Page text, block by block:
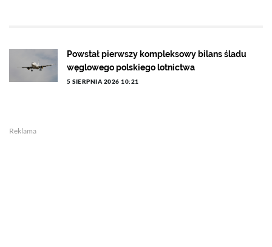
Powstał pierwszy kompleksowy bilans śladu
węglowego polskiego lotnictwa
5 SIERPNIA 2026 10:21
Reklama